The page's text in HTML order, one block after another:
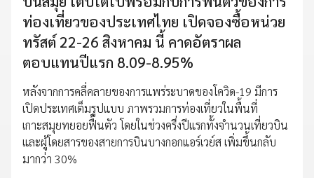
ท่องเที่ยวของประเทศไทย เปิดจองซื้อหน่วย
ทรัสต์ 22-26 สิงหาคม นี้ คาดอัตราผล
ตอบแทนปีแรก 8.09-8.95%
หลังจากการคลี่คลายของการแพร่ระบาดของโควิด-19 มีการ
เปิดประเทศเต็มรูปแบบ ภาพรวมการท่องเที่ยวในพื้นที่
เกาะสมุยทยอยฟื้นตัว โดยในช่วงครึ่งปีแรกทั้งจำนวนเที่ยวบิน
และผู้โดยสารของสายการบินบางกอกแอร์เวย์ส เพิ่มขึ้นกลับ
มากว่า 30%